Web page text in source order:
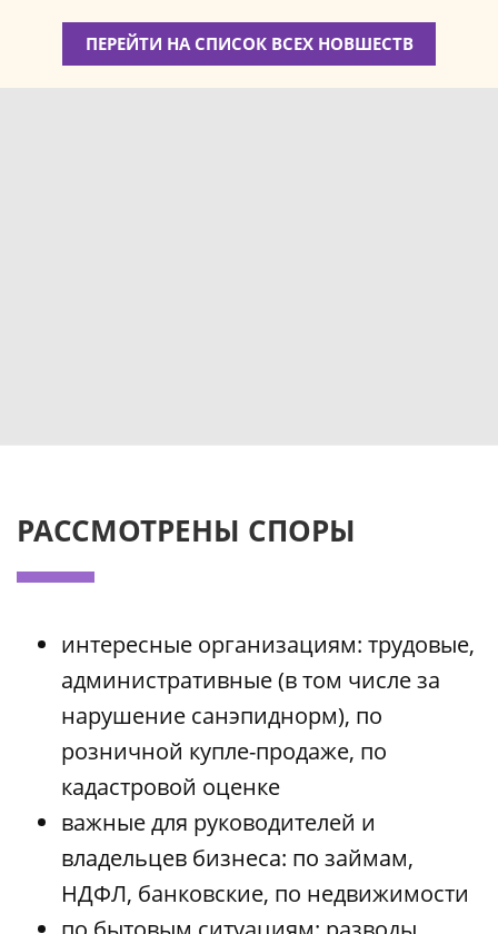
ПЕРЕЙТИ НА СПИСОК ВСЕХ НОВШЕСТВ
РАССМОТРЕНЫ СПОРЫ
интересные организациям: трудовые,
административные (в том числе за
нарушение санэпиднорм), по
розничной купле-продаже, по
кадастровой оценке
важные для руководителей и
владельцев бизнеса: по займам,
НДФЛ, банковские, по недвижимости